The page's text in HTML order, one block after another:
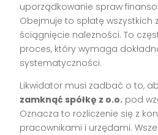
uporządkowanie spraw
Obejmuje to spłatę wszystkich
ściągnięcie należności. To
proces, który wymaga
systematyczności.
Likwidator musi zadbać o to,
zamknąć spółkę z o.o. pod
Oznacza to rozliczenie się z
pracownikami i urzędami.